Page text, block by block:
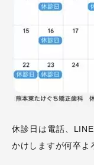
休診日は電話、
かけしますが何卒よ